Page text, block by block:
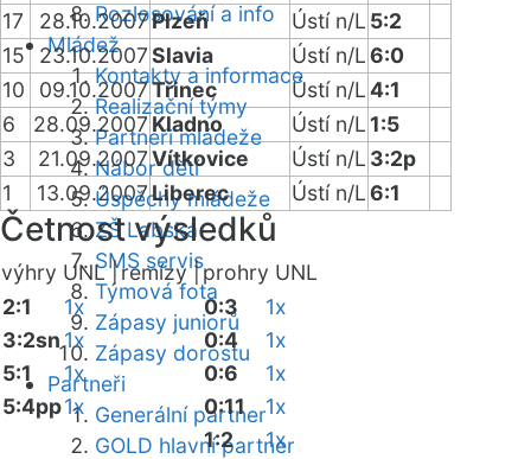
Rozlosování a info
Mládež
Kontakty a informace
Realizační týmy
Partneři mládeže
Nábor dětí
Úspěchy mládeže
ZŠ Labská
SMS servis
Týmová fota
Zápasy juniorů
Zápasy dorostu
Partneři
Generální partner
GOLD hlavní partner
17
28.10.2007Plzeň Ústí n/L 5:2
15
23.10.2007Slavia Ústí n/L6:0
10
09.10.2007Třinec Ústí n/L4:1
6
28.09.2007 Kladno Ústí n/L 1:5
3
21.09.2007Vítkovice Ústí n/L 3:2p
1
13.09.2007Liberec Ústí n/L6:1
Četnost výsledků
výhry UNL |remízy |prohry UNL
2:1
1x
3:2sn1x
5:1
1x
5:4pp1x
0:3
1x
0:4
1x
0:6
1x
0:11
1x
1:2
1x